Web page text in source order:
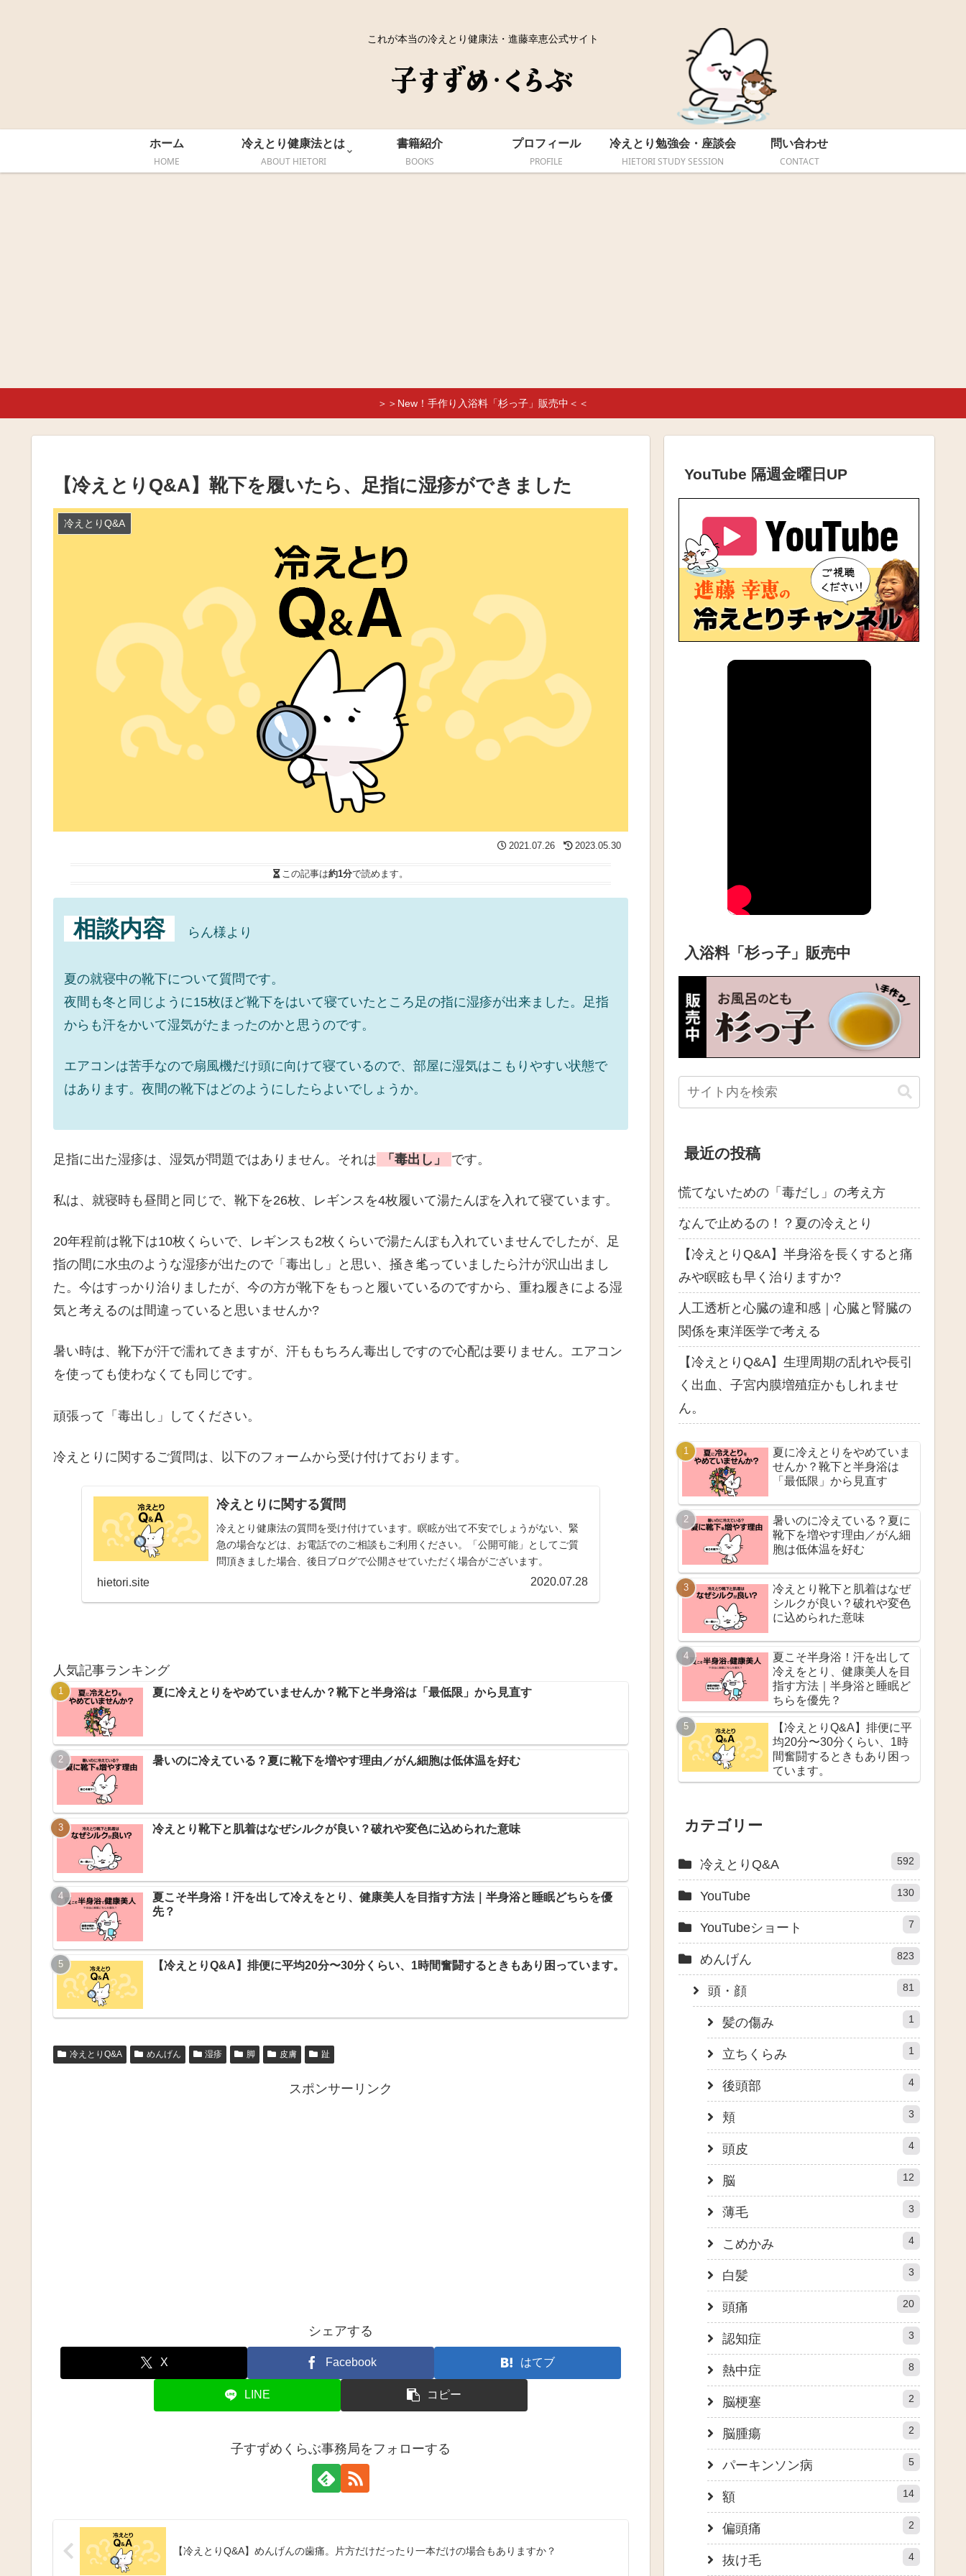
これが本当の冷えとり健康法・進藤幸恵公式サイト
ホーム
HOME
冷えとり健康法とは
ABOUT HIETORI
書籍紹介
BOOKS
プロフィール
PROFILE
冷えとり勉強会・座談会
HIETORI STUDY SESSION
問い合わせ
CONTACT
＞＞New！手作り入浴料「杉っ子」販売中＜＜
【冷えとりQ&A】靴下を履いたら、足指に湿疹ができました
冷えとりQ&A
2021.07.26 2023.05.30
この記事は約1分で読めます。
相談内容 らん様より
夏の就寝中の靴下について質問です。
夜間も冬と同じように15枚ほど靴下をはいて寝ていたところ足の指に湿疹が出来ました。足指
からも汗をかいて湿気がたまったのかと思うのです。
エアコンは苦手なので扇風機だけ頭に向けて寝ているので、部屋に湿気はこもりやすい状態で
はあります。夜間の靴下はどのようにしたらよいでしょうか。
足指に出た湿疹は、湿気が問題ではありません。それは 「毒出し」 です。
私は、就寝時も昼間と同じで、靴下を26枚、レギンスを4枚履いて湯たんぽを入れて寝ています。
20年程前は靴下は10枚くらいで、レギンスも2枚くらいで湯たんぽも入れていませんでしたが、足
指の間に水虫のような湿疹が出たので「毒出し」と思い、掻き毟っていましたら汁が沢山出まし
た。今はすっかり治りましたが、今の方が靴下をもっと履いているのですから、重ね履きによる湿
気と考えるのは間違っていると思いませんか?
暑い時は、靴下が汗で濡れてきますが、汗ももちろん毒出しですので心配は要りません。エアコン
を使っても使わなくても同じです。
頑張って「毒出し」してください。
冷えとりに関するご質問は、以下のフォームから受け付けております。
冷えとりに関する質問
冷えとり健康法の質問を受け付けています。瞑眩が出て不安でしょうがない、緊
急の場合などは、お電話でのご相談もご利用ください。「公開可能」としてご質
問頂きました場合、後日ブログで公開させていただく場合がございます。
hietori.site 2020.07.28
人気記事ランキング
夏に冷えとりをやめていませんか？靴下と半身浴は「最低限」から見直す
暑いのに冷えている？夏に靴下を増やす理由／がん細胞は低体温を好む
冷えとり靴下と肌着はなぜシルクが良い？破れや変色に込められた意味
夏こそ半身浴！汗を出して冷えをとり、健康美人を目指す方法｜半身浴と睡眠どちらを優
先？
【冷えとりQ&A】排便に平均20分〜30分くらい、1時間奮闘するときもあり困っています。
冷えとりQ&A めんげん 湿疹 脚 皮膚 趾
スポンサーリンク
シェアする
X Facebook はてブ
LINE コピー
子すずめくらぶ事務局をフォローする
【冷えとりQ&A】めんげんの歯痛。片方だけだったり一本だけの場合もありますか？
YouTube 隔週金曜日UP
入浴料「杉っ子」販売中
最近の投稿
慌てないための「毒だし」の考え方
なんで止めるの！？夏の冷えとり
【冷えとりQ&A】半身浴を長くすると痛
みや瞑眩も早く治りますか?
人工透析と心臓の違和感｜心臓と腎臓の
関係を東洋医学で考える
【冷えとりQ&A】生理周期の乱れや長引
く出血、子宮内膜増殖症かもしれませ
ん。
夏に冷えとりをやめていま
せんか？靴下と半身浴は
「最低限」から見直す
暑いのに冷えている？夏に
靴下を増やす理由／がん細
胞は低体温を好む
冷えとり靴下と肌着はなぜ
シルクが良い？破れや変色
に込められた意味
夏こそ半身浴！汗を出して
冷えをとり、健康美人を目
指す方法｜半身浴と睡眠ど
ちらを優先？
【冷えとりQ&A】排便に平
均20分〜30分くらい、1時
間奮闘するときもあり困っ
ています。
カテゴリー
冷えとりQ&A 592
YouTube 130
YouTubeショート 7
めんげん 823
頭・顔 81
髪の傷み 1
立ちくらみ 1
後頭部 4
頬 3
頭皮 4
脳 12
薄毛 3
こめかみ 4
白髪 3
頭痛 20
認知症 3
熱中症 8
脳梗塞 2
脳腫瘍 2
パーキンソン病 5
額 14
偏頭痛 2
抜け毛 4